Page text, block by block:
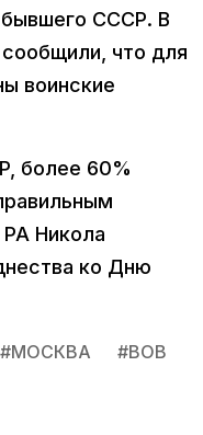
СССР. В
что для
воинские
более 60%
Никола
ко Дню
#МОСКВА #ВОВ